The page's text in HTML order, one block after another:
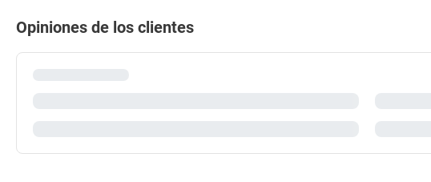
Opiniones de los clientes